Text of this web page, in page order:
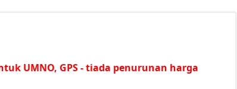
UMNO, GPS - tiada penurunan harga